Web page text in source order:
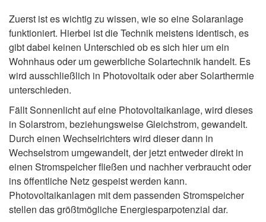
Zuerst ist es wichtig zu wissen, wie so eine Solaranlage
funktioniert. Hierbei ist die Technik meistens identisch, es
gibt dabei keinen Unterschied ob es sich hier um ein
Wohnhaus oder um gewerbliche Solartechnik handelt. Es
wird ausschließlich in Photovoltaik oder aber Solarthermie
unterschieden.
Fällt Sonnenlicht auf eine Photovoltaikanlage, wird dieses
in Solarstrom, beziehungsweise Gleichstrom, gewandelt.
Durch einen Wechselrichters wird dieser dann in
Wechselstrom umgewandelt, der jetzt entweder direkt in
einen Stromspeicher fließen und nachher verbraucht oder
ins öffentliche Netz gespeist werden kann.
Photovoltaikanlagen mit dem passenden Stromspeicher
stellen das größtmögliche Energiesparpotenzial dar.